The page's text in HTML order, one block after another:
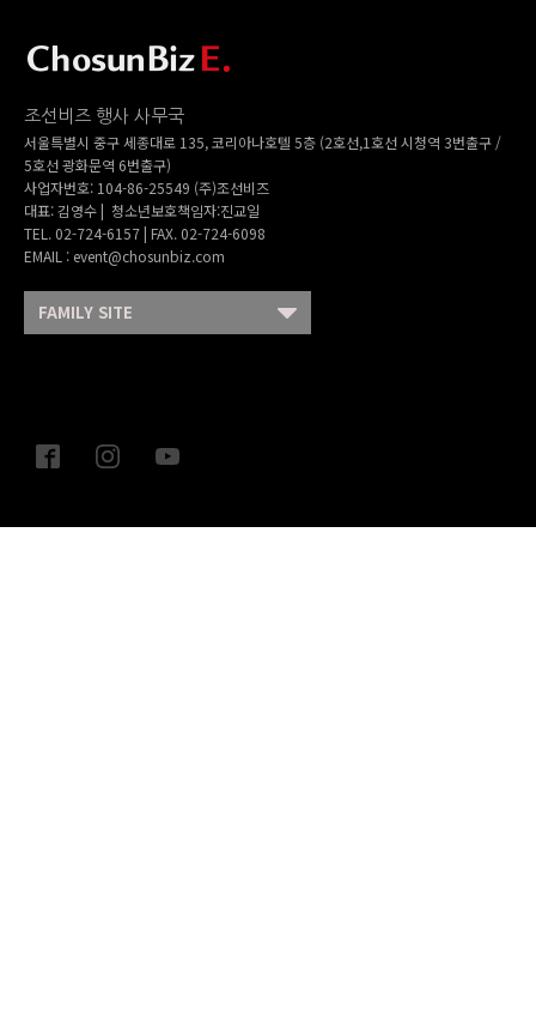
조선비즈 행사 사무국
서울특별시 중구 세종대로 135, 코리아나호텔 5층 (2호선,1호선 시청역 3번출구 /
5호선 광화문역 6번출구)
사업자번호: 104-86-25549 (주)조선비즈
대표: 김영수 | 청소년보호책임자:진교일
TEL. 02-724-6157 | FAX. 02-724-6098
EMAIL : event@chosunbiz.com
FAMILY SITE